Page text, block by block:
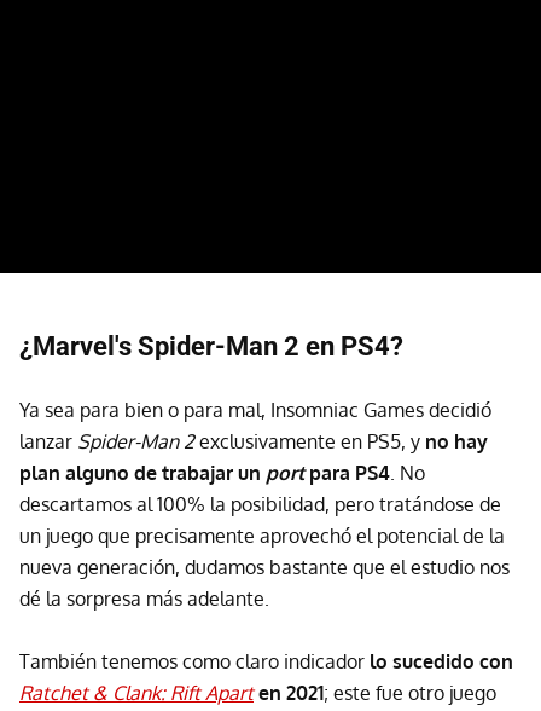
¿Marvel's Spider-Man 2 en PS4?
Ya sea para bien o para mal, Insomniac Games decidió
lanzar Spider-Man 2exclusivamente en PS5, y no hay
plan alguno de trabajar un portpara PS4. No
descartamos al 100% la posibilidad, pero tratándose de
un juego que precisamente aprovechó el potencial de la
nueva generación, dudamos bastante que el estudio nos
dé la sorpresa más adelante.
También tenemos como claro indicador lo sucedido con
Ratchet & Clank: Rift Aparten 2021; este fue otro juego